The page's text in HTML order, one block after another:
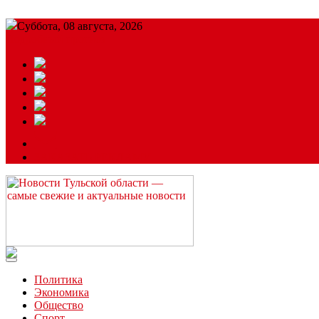
Суббота, 08 августа, 2026
Читайте последние новости дня в Тульской области на сайте
Политика
Экономика
Общество